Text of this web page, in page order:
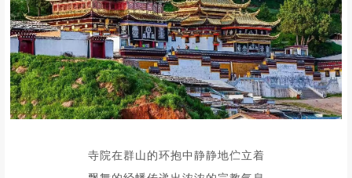
寺院在群山的环抱中静静地伫立着